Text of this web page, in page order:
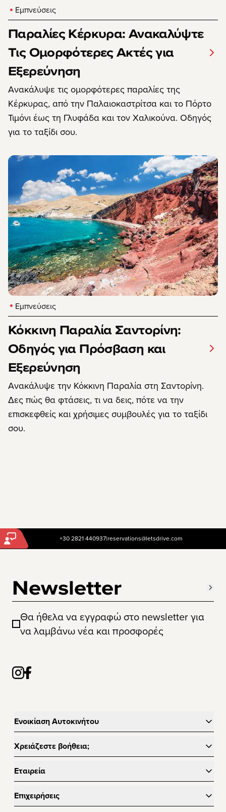
Εμπνεύσεις
Παραλίες Κέρκυρα: Ανακαλύψτε
Τις Ομορφότερες Ακτές για
Εξερεύνηση
Ανακάλυψε τις ομορφότερες παραλίες της
Κέρκυρας, από την Παλαιοκαστρίτσα και το Πόρτο
Τιμόνι έως τη Γλυφάδα και τον Χαλικούνα. Οδηγός
για το ταξίδι σου.
Εμπνεύσεις
Κόκκινη Παραλία Σαντορίνη:
Οδηγός για Πρόσβαση και
Εξερεύνηση
Ανακάλυψε την Κόκκινη Παραλία στη Σαντορίνη.
Δες πώς θα φτάσεις, τι να δεις, πότε να την
επισκεφθείς και χρήσιμες συμβουλές για το ταξίδι
σου.
+30 2821 440937|reservations@letsdrive.com
Newsletter
Θα ήθελα να εγγραφώ στο newsletter για
να λαμβάνω νέα και προσφορές
Ενοικίαση Αυτοκινήτου
Χρειάζεστε βοήθεια;
Εταιρεία
Επιχειρήσεις